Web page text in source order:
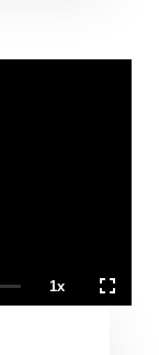
1xPlayback
Rate